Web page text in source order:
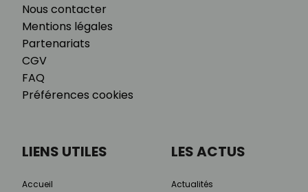
Nous contacter
Mentions légales
Partenariats
CGV
FAQ
Préférences cookies
LIENS UTILES
Accueil
LES ACTUS
Actualités